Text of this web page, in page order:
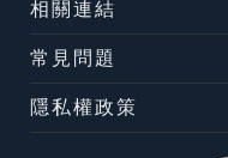
相關連結
常見問題
隱私權政策